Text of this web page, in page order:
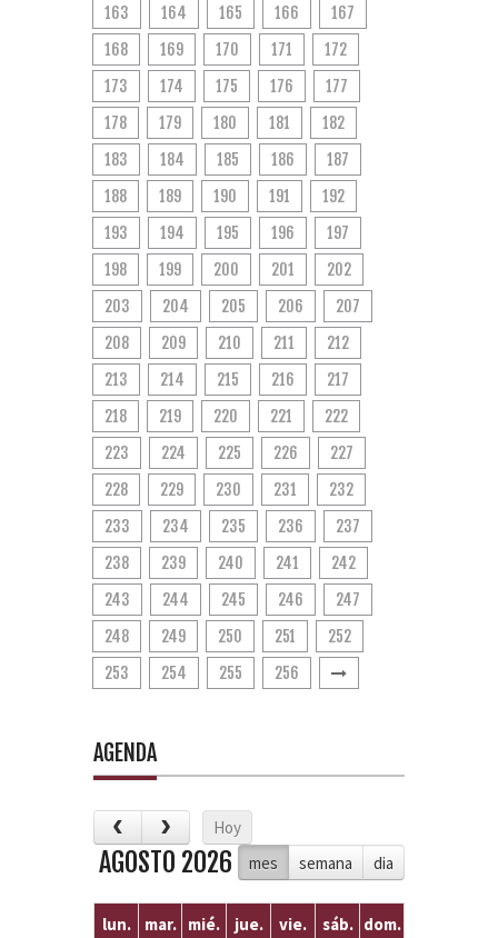
163
164 165 166
167
168
169 170 171
172
173
174 175 176
177
178
179 180 181
182
183
184 185 186
187
188
189 190 191
192
193
194 195 196
197
198
199 200 201
202
203
204 205 206
207
208
209 210 211
212
213
214 215 216
217
218
219 220 221
222
223
224 225 226
227
228
229 230 231
232
233
234 235 236
237
238
239 240 241
242
243
244 245 246
247
248
249 250 251
252
253
254 255 256
AGENDA
Hoy
mes
semana dia
AGOSTO 2026
lun. mar. mié. jue. vie. sáb. dom.